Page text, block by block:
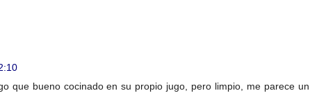
que bueno cocinado en su propio jugo, pero limpio, me parece un